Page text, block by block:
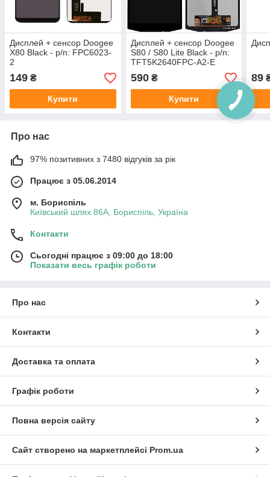
Дисплей + сенсор Doogee
X80 Black - p/n: FPC6023-
2
149 ₴
Купити
Дисплей + сенсор Doogee
S80 / S80 Lite Black - p/n:
TFT5K2640FPC-A2-E
590₴
Купити
89
Про нас
97% позитивних з 7480 відгуків за рік
Працює з 05.06.2014
м. Бориспіль
Київський шлях 86А, Бориспіль, Україна
Контакти
Сьогодні працює з 09:00 до 18:00
Показати весь графік роботи
Про нас
Контакти
Доставка та оплата
Графік роботи
Повна версія сайту
Сайт створено на маркетплейсі Prom.ua